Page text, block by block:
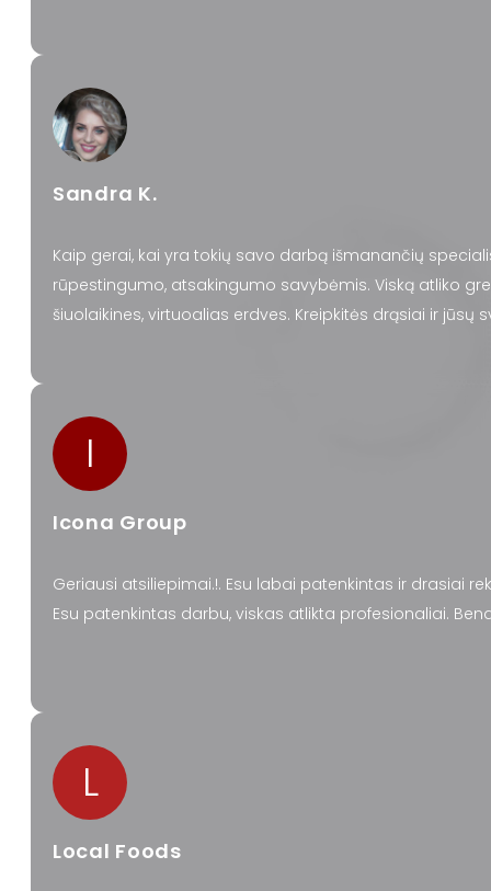
Sandra K.
Kaip gerai, kai yra tokių savo darbą išmanančių
rūpestingumo, atsakingumo savybėmis. Viską atliko
šiuolaikines, virtuoalias erdves. Kreipkitės drąsiai ir jūsų
I
Icona Group
Geriausi atsiliepimai.!. Esu labai patenkintas ir drasiai
Esu patenkintas darbu, viskas atlikta profesionaliai.
L
Local Foods